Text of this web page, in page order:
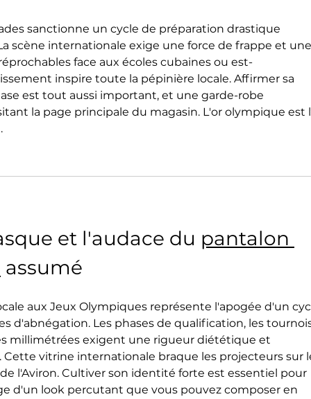
sanctionne un cycle de préparation drastique
scène internationale exige une force de frappe et une
face aux écoles cubaines ou est-
inspire toute la pépinière locale. Affirmer sa
est tout aussi important, et une garde-robe
la page principale du magasin. L'or olympique est
et l'audace du pantalon
assumé
aux Jeux Olympiques représente l'apogée d'un
d'abnégation. Les phases de qualification, les
millimétrées exigent une rigueur diététique et
vitrine internationale braque les projecteurs sur
l'Aviron. Cultiver son identité forte est essentiel pour
d'un look percutant que vous pouvez composer en